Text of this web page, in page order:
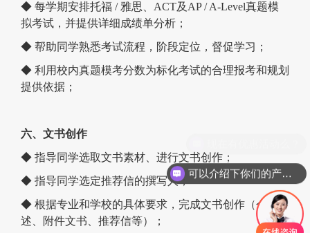
◆ 每学期安排托福 / 雅思、ACT及AP / A-Level真题模
拟考试，并提供详细成绩单分析；
◆ 帮助同学熟悉考试流程，阶段定位，督促学习；
◆ 利用校内真题模考分数为标化考试的合理报考和规划
提供依据；
六、文书创作
◆ 指导同学选取文书素材、进行文书创作；
◆ 指导同学选定推荐信的撰写人；
◆ 根据专业和学校的具体要求，完成文书创作（个人陈
述、附件文书、推荐信等）；
可以介绍下你们的产品么？